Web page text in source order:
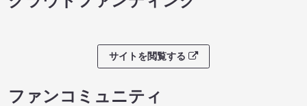
サイトを閲覧する
ファンコミュニティ